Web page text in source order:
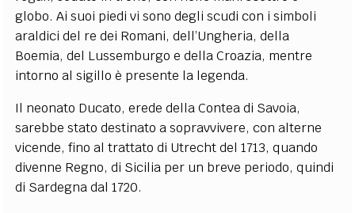
globo. Ai suoi piedi vi sono degli scudi con i simboli
araldici del re dei Romani, dell’Ungheria, della
Boemia, del Lussemburgo e della Croazia, mentre
intorno al sigillo è presente la legenda.
Il neonato Ducato, erede della Contea di Savoia,
sarebbe stato destinato a sopravvivere, con alterne
vicende, fino al trattato di Utrecht del 1713, quando
divenne Regno, di Sicilia per un breve periodo, quindi
di Sardegna dal 1720.